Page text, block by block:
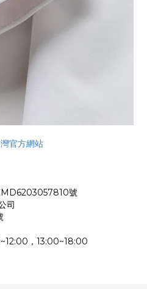
官方網站
MD6203057810號
司
，13:00~18:00